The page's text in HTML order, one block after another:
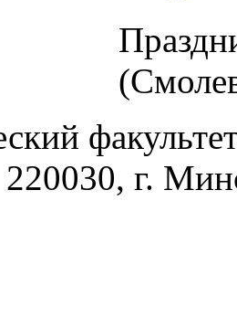
220030, г.